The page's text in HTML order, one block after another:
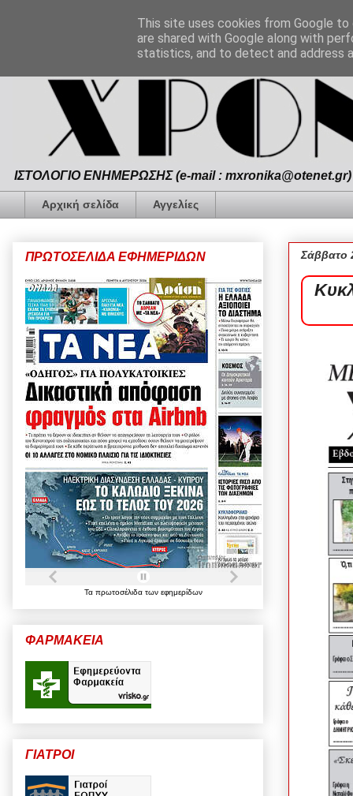
ΙΣΤΟΛΟΓΙΟ ΕΝΗΜΕΡΩΣΗΣ (e-mail :
Αρχική σελίδα Αγγελίες
Σάββατο
ΠΡΩΤΟΣΕΛΙΔΑ ΕΦΗΜΕΡΙΔΩΝ
Τα πρωτοσέλιδα των εφημερίδων
ΦΑΡΜΑΚΕΙΑ
ΓΙΑΤΡΟΙ
This site uses cookies from Google
are shared with Google along with
statistics, and to detect and address